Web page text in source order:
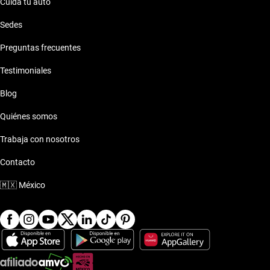
Sedes
Preguntas frecuentes
Testimoniales
Blog
Quiénes somos
Trabaja con nosotros
Contacto
🇲🇽 México